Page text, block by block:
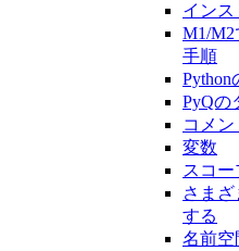
イン
M1/M2
手順
Python
PyQの
コメン
変数
スコー
さま
する
名前空